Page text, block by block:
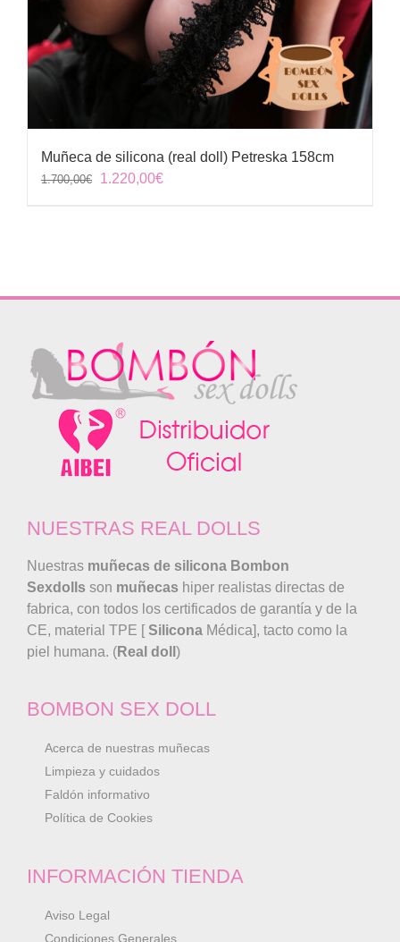
Muñeca de silicona (real doll) Petreska 158cm
1.700,00€
El
1.220,00€El
NUESTRAS REAL DOLLS
Nuestras muñecas de silicona Bombon
Sexdolls son muñecas hiper realistas directas de
fabrica, con todos los certificados de garantía y de la
CE, material TPE [Silicona Médica], tacto como la
piel humana. (Real doll )
BOMBON SEX DOLL
Acerca de nuestras muñecas
Limpieza y cuidados
Faldón informativo
Política de Cookies
INFORMACIÓN TIENDA
Aviso Legal
Condiciones Generales